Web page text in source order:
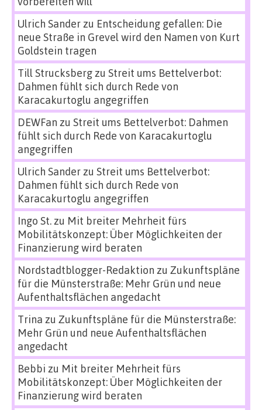
Ulrich Sanderzu Entscheidung gefallen: Die
neue Straße in Grevel wird den Namen von Kurt
Goldstein tragen
Till Strucksbergzu Streit ums Bettelverbot:
Dahmen fühlt sich durch Rede von
Karacakurtoglu angegriffen
DEWFan zu Streit ums Bettelverbot: Dahmen
fühlt sich durch Rede von Karacakurtoglu
angegriffen
Ulrich Sanderzu Streit ums Bettelverbot:
Dahmen fühlt sich durch Rede von
Karacakurtoglu angegriffen
Ingo St.zu Mit breiter Mehrheit fürs
Mobilitätskonzept: Über Möglichkeiten der
Finanzierung wird beraten
Nordstadtblogger-Redaktion zu Zukunftspläne
für die Münsterstraße: Mehr Grün und neue
Aufenthaltsflächen angedacht
Trina zu Zukunftspläne für die Münsterstraße:
Mehr Grün und neue Aufenthaltsflächen
angedacht
Bebbi zu Mit breiter Mehrheit fürs
Mobilitätskonzept: Über Möglichkeiten der
Finanzierung wird beraten